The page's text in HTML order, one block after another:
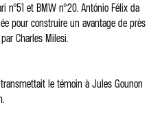
n°51 et BMW n°20. António Félix da
pour construire un avantage de près
Charles Milesi.
le témoin à Jules Gounon